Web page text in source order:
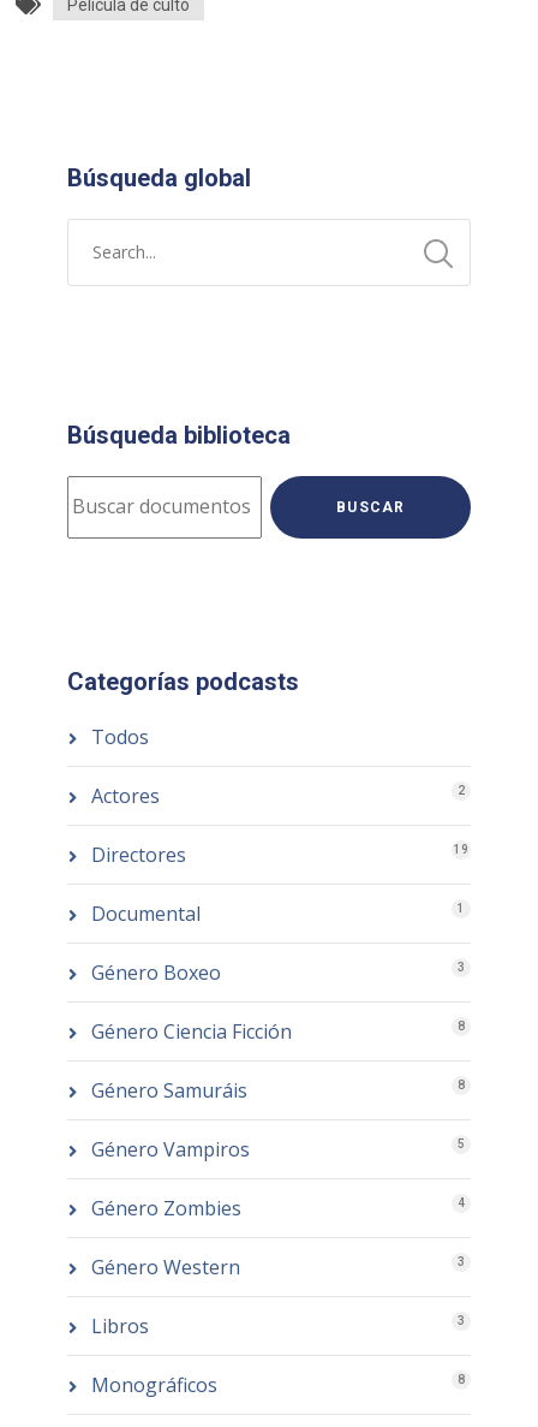
Película de culto
Búsqueda global
Búsqueda biblioteca
BUSCAR
Categorías podcasts
Todos
Actores 2
Directores 19
Documental 1
Género Boxeo 3
Género Ciencia Ficción 8
Género Samuráis 8
Género Vampiros 5
Género Zombies 4
Género Western 3
Libros 3
Monográficos 8